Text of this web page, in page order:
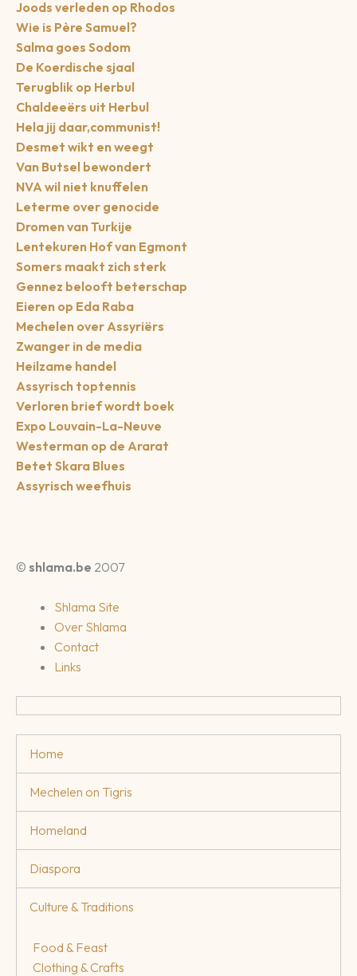
Joods verleden op Rhodos
Wie is Père Samuel?
Salma goes Sodom
De Koerdische sjaal
Terugblik op Herbul
Chaldeeërs uit Herbul
Hela jij daar,communist!
Desmet wikt en weegt
Van Butsel bewondert
NVA wil niet knuffelen
Leterme over genocide
Dromen van Turkije
Lentekuren Hof van Egmont
Somers maakt zich sterk
Gennez belooft beterschap
Eieren op Eda Raba
Mechelen over Assyriërs
Zwanger in de media
Heilzame handel
Assyrisch toptennis
Verloren brief wordt boek
Expo Louvain-La-Neuve
Westerman op de Ararat
Betet Skara Blues
Assyrisch weefhuis
© shlama.be 2007
Shlama Site
Over Shlama
Contact
Links
Home
Mechelen on Tigris
Homeland
Diaspora
Culture & Traditions
Food & Feast
Clothing & Crafts